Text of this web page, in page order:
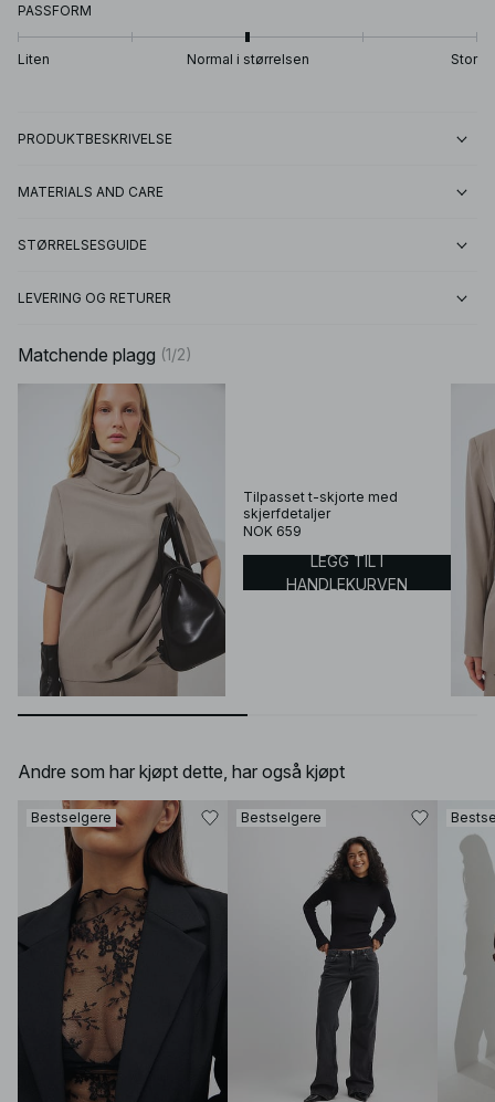
PASSFORM
Liten Normal i størrelsen Stor
PRODUKTBESKRIVELSE
MATERIALS AND CARE
STØRRELSESGUIDE
LEVERING OG RETURER
Matchende plagg (1/2)
Tilpasset t-skjorte med
skjerfdetaljer
NOK 659
LEGG TIL I
HANDLEKURVEN
Andre som har kjøpt dette, har også kjøpt
Bestselgere Bestselgere